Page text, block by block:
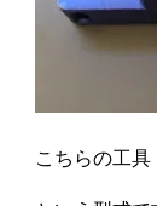
こちらの工